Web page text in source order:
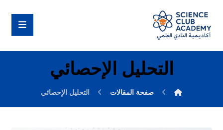
التحليل الإحصائي
صفحة المقالات التحليل الإحصائي